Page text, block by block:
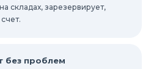
труднодоступных
мест
складах, зарезервирует,
без проблем